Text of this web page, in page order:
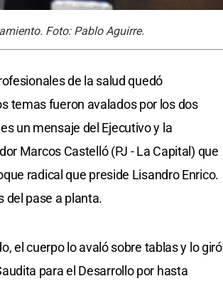
Foto: Pablo Aguirre.
de la salud quedó
temas fueron avalados por los dos
un mensaje del Ejecutivo y la
Marcos Castelló (PJ - La Capital) que
radical que preside Lisandro Enrico.
del pase a planta.
el cuerpo lo avaló sobre tablas y lo giró
para el Desarrollo por hasta